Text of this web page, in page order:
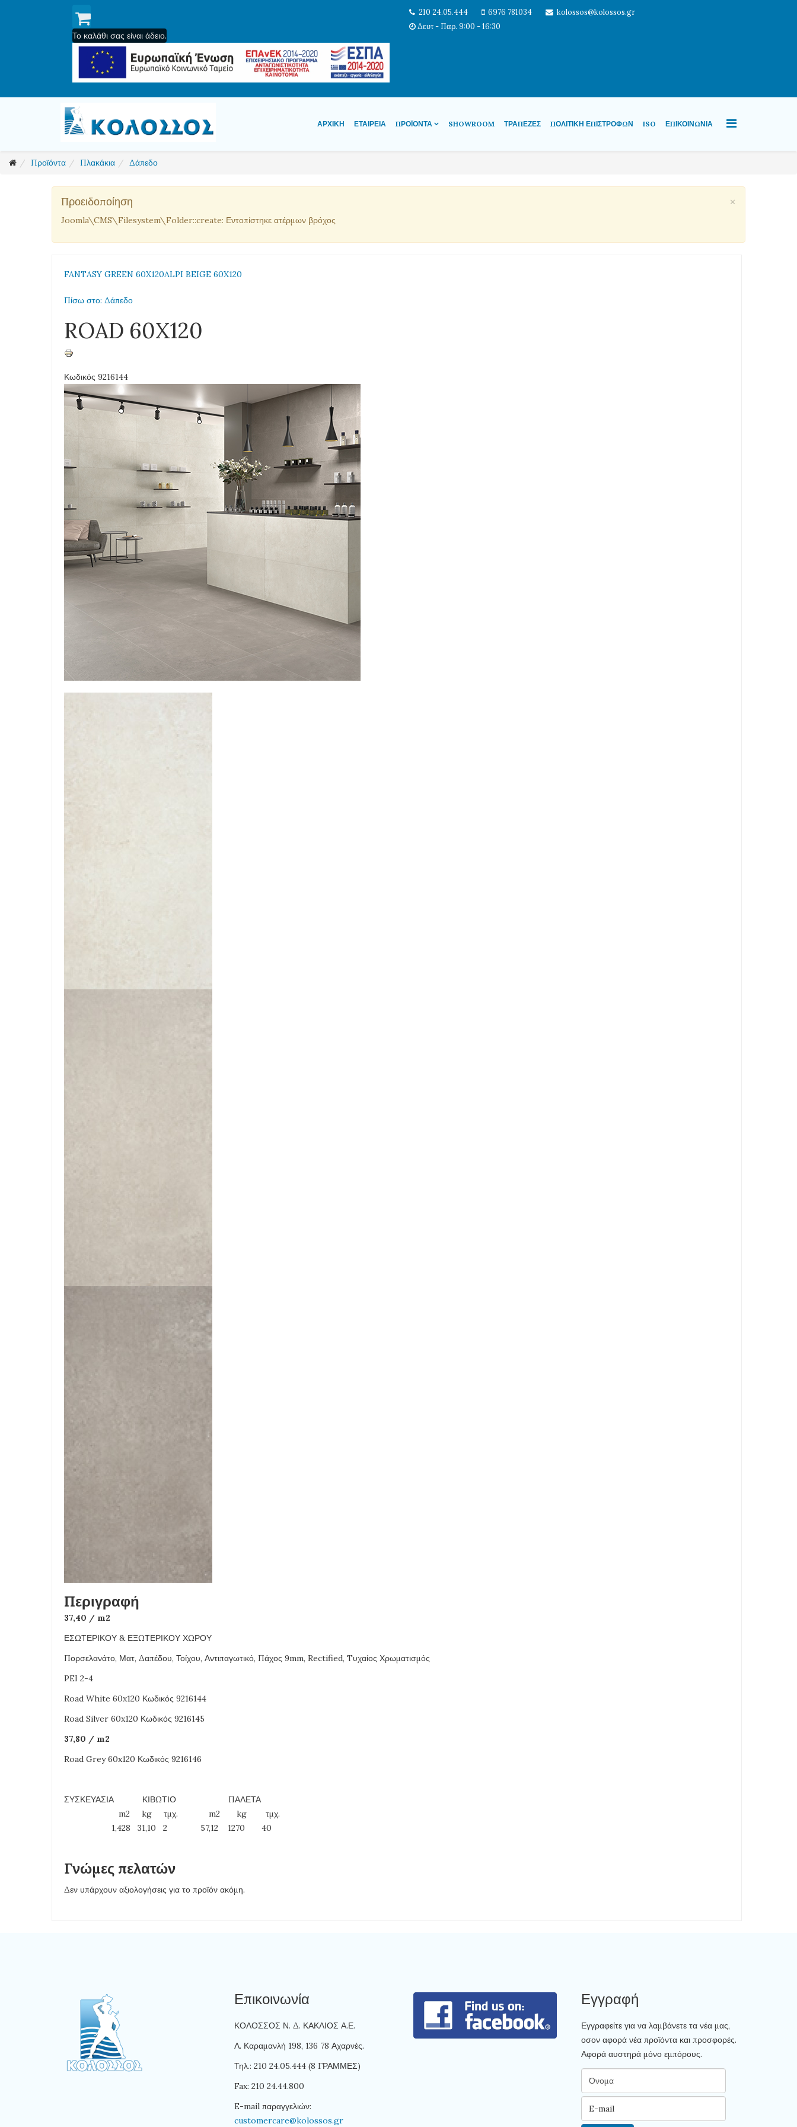
Το καλάθι σας είναι άδειο.
210 24.05.444 6976 781034
kolossos@kolossos.gr
Δευτ - Παρ. 9:00 - 16:30
ΑΡΧΙΚΉ ΕΤΑΙΡΕΊΑ ΠΡΟΪΌΝΤΑ SHOWROOM ΤΡΆΠΕΖΕΣ ΠΟΛΙΤΙΚΉ ΕΠΙΣΤΡΟΦΏΝ ISO ΕΠΙΚΟΙΝΩΝΊΑ
Προϊόντα Πλακάκια Δάπεδο
×
Προειδοποίηση
Joomla\CMS\Filesystem\Folder::create: Εντοπίστηκε ατέρμων βρόχος
FANTASY GREEN 60X120ALPI BEIGE 60X120
Πίσω στο: Δάπεδο
ROAD 60X120
Κωδικός 9216144
Περιγραφή
37,40 / m2
ΕΣΩΤΕΡΙΚΟΥ & ΕΞΩΤΕΡΙΚΟΥ ΧΩΡΟΥ
Πορσελανάτο, Ματ, Δαπέδου, Τοίχου, Αντιπαγωτικό, Πάχος 9mm, Rectified, Tυχαίος Χρωματισμός
PEI 2-4
Road White 60x120 Κωδικός 9216144
Road Silver 60x120 Κωδικός 9216145
37,80 / m2
Road Grey 60x120 Κωδικός 9216146
ΣΥΣΚΕΥΑΣΙΑ ΚΙΒΩΤΙΟ ΠΑΛΕΤΑ
m2 kg τμχ. m2 kg τμχ.
1,428 31,10 2 57,12 1270 40
Γνώμες πελατών
Δεν υπάρχουν αξιολογήσεις για το προϊόν ακόμη.
Επικοινωνία
ΚΟΛΟΣΣΟΣ Ν. Δ. ΚΑΚΛΙΟΣ Α.Ε.
Λ. Καραμανλή 198, 136 78 Αχαρνές.
Τηλ.: 210 24.05.444 (8 ΓΡΑΜΜΕΣ)
Fax: 210 24.44.800
E-mail παραγγελιών:
customercare@kolossos.gr
Εγγραφή
Εγγραφείτε για να λαμβάνετε τα νέα μας,
οσον αφορά νέα προϊόντα και προσφορές.
Αφορά αυστηρά μόνο εμπόρους.